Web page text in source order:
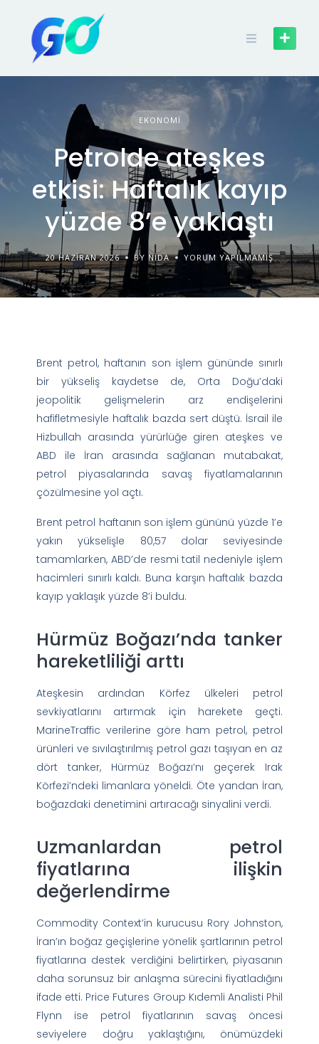
EKONOMI
Petrolde ateşkes
etkisi: Haftalık kayıp
yüzde 8’e yaklaştı
20 HAZIRAN 2026 BY NIDA YORUM YAPILMAMIŞ
Brent petrol, haftanın son işlem gününde sınırlı
bir yükseliş kaydetse de, Orta Doğu’daki
jeopolitik gelişmelerin arz endişelerini
hafifletmesiyle haftalık bazda sert düştü. İsrail ile
Hizbullah arasında yürürlüğe giren ateşkes ve
ABD ile İran arasında sağlanan mutabakat,
petrol piyasalarında savaş fiyatlamalarının
çözülmesine yol açtı.
Brent petrol haftanın son işlem gününü yüzde 1’e
yakın yükselişle 80,57 dolar seviyesinde
tamamlarken, ABD’de resmi tatil nedeniyle işlem
hacimleri sınırlı kaldı. Buna karşın haftalık bazda
kayıp yaklaşık yüzde 8’i buldu.
Hürmüz Boğazı’nda tanker
hareketliliği arttı
Ateşkesin ardından Körfez ülkeleri petrol
sevkiyatlarını artırmak için harekete geçti.
MarineTraffic verilerine göre ham petrol, petrol
ürünleri ve sıvılaştırılmış petrol gazı taşıyan en az
dört tanker, Hürmüz Boğazı’nı geçerek Irak
Körfezi’ndeki limanlara yöneldi. Öte yandan İran,
boğazdaki denetimini artıracağı sinyalini verdi.
Uzmanlardan petrol
fiyatlarına ilişkin
değerlendirme
Commodity Context’in kurucusu Rory Johnston,
İran’ın boğaz geçişlerine yönelik şartlarının petrol
fiyatlarına destek verdiğini belirtirken, piyasanın
daha sorunsuz bir anlaşma sürecini fiyatladığını
ifade etti. Price Futures Group Kıdemli Analisti Phil
Flynn ise petrol fiyatlarının savaş öncesi
seviyelere doğru yaklaştığını, önümüzdeki